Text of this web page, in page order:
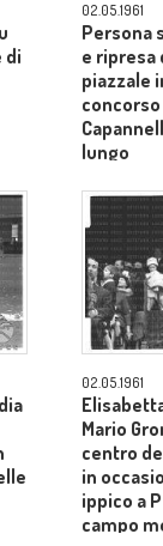
di
02.05.1961
Persona
e ripresa
piazzale
concorso
lungo
02.05.1961
Mario
centro
in
ippico a
campo